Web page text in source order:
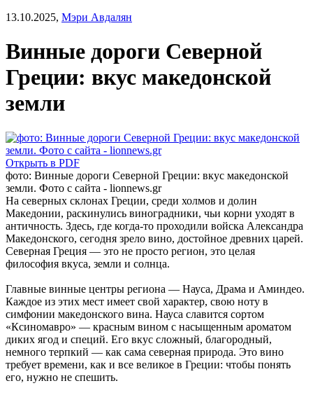
13.10.2025, Мэри Авдалян
Винные дороги Северной
Греции: вкус македонской
земли
Открыть в PDF
фото: Винные дороги Северной Греции: вкус македонской
земли. Фото с сайта - lionnews.gr
На северных склонах Греции, среди холмов и долин
Македонии, раскинулись виноградники, чьи корни уходят в
античность. Здесь, где когда-то проходили войска Александра
Македонского, сегодня зрело вино, достойное древних царей.
Северная Греция — это не просто регион, это целая
философия вкуса, земли и солнца.
Главные винные центры региона — Науса, Драма и Аминдео.
Каждое из этих мест имеет свой характер, свою ноту в
симфонии македонского вина. Науса славится сортом
«Ксиномавро» — красным вином с насыщенным ароматом
диких ягод и специй. Его вкус сложный, благородный,
немного терпкий — как сама северная природа. Это вино
требует времени, как и все великое в Греции: чтобы понять
его, нужно не спешить.